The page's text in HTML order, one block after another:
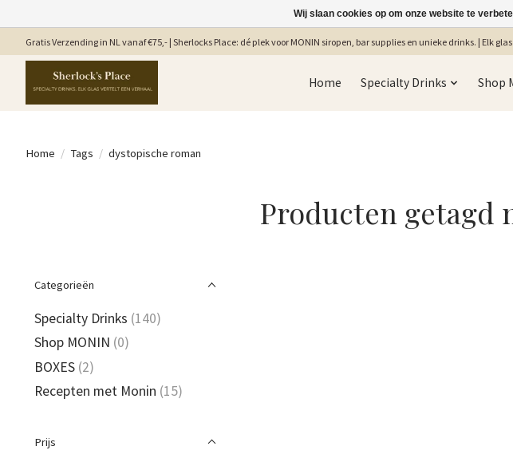
Gratis Verzending in NL vanaf €75,- | Sherlocks Place: dé plek voor MONIN siropen, bar supplies en unieke drinks. | Elk
Home Specialty Drinks Shop
Home / Tags / dystopische roman
Producten getagd
Categorieën
Specialty Drinks (140)
Shop MONIN (0)
BOXES (2)
Recepten met Monin (15)
Prijs
Wij slaan cookies op om onze website te